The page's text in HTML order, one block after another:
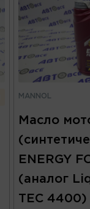
MANNOL
Масло
ENERGY
(аналог
TEC 4400)